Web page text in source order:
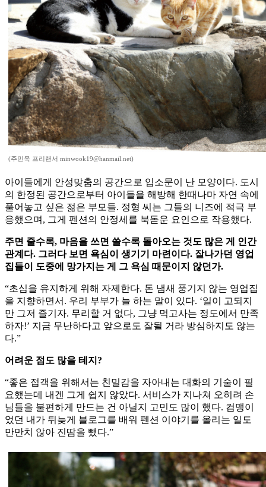
(주민욱 프리랜서 minwook19@hanmail.net)
아이들에게 안성맞춤의 공간으로 입소문이 난 모양이다. 도시
의 한정된 공간으로부터 아이들을 해방해 한때나마 자연 속에
풀어놓고 싶은 젊은 부모들. 정형 씨는 그들의 니즈에 적극 부
응했으며, 그게 펜션의 안정세를 북돋운 요인으로 작용했다.
주면 줄수록, 마음을 쓰면 쓸수록 돌아오는 것도 많은 게 인간
관계다. 그러다 보면 욕심이 생기기 마련이다. 잘나가던 영업
집들이 도중에 망가지는 게 그 욕심 때문이지 않던가.
“초심을 유지하게 위해 자제한다. 돈 냄새 풍기지 않는 영업집
을 지향하면서. 우리 부부가 늘 하는 말이 있다. ‘일이 고되지
만 그저 즐기자. 무리할 거 없다, 그냥 먹고사는 정도에서 만족
하자!’ 지금 무난하다고 앞으로도 잘될 거라 방심하지도 않는
다.”
어려운 점도 많을 테지?
“좋은 접객을 위해서는 친밀감을 자아내는 대화의 기술이 필
요했는데 내겐 그게 쉽지 않았다. 서비스가 지나쳐 오히려 손
님들을 불편하게 만드는 건 아닐지 고민도 많이 했다. 컴맹이
었던 내가 뒤늦게 블로그를 배워 펜션 이야기를 올리는 일도
만만치 않아 진땀을 뺐다.”